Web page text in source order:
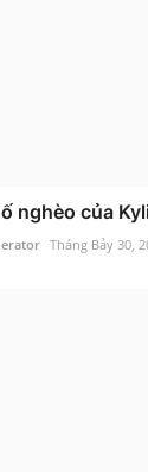
nghèo của
Tháng Bảy 30,